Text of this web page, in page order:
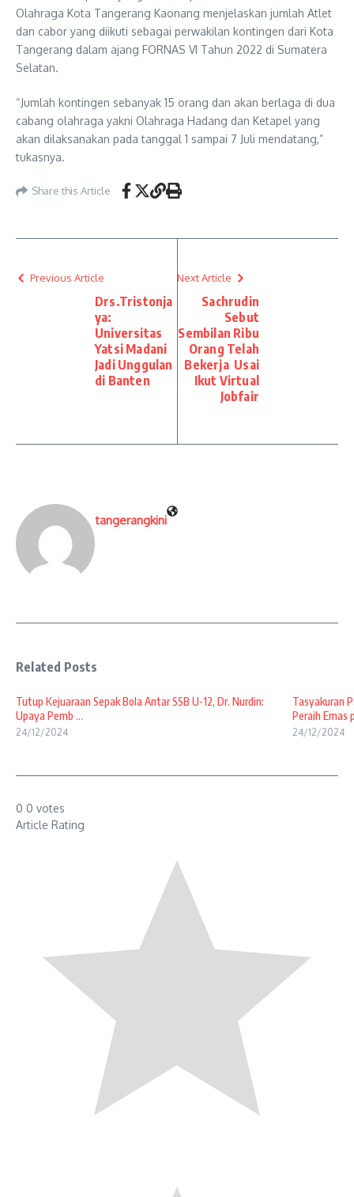
Olahraga Kota Tangerang Kaonang menjelaskan jumlah Atlet
dan cabor yang diikuti sebagai perwakilan kontingen dari Kota
Tangerang dalam ajang FORNAS VI Tahun 2022 di Sumatera
Selatan.
“Jumlah kontingen sebanyak 15 orang dan akan berlaga di dua
cabang olahraga yakni Olahraga Hadang dan Ketapel yang
akan dilaksanakan pada tanggal 1 sampai 7 Juli mendatang,”
tukasnya.
Share this Article
Previous Article
Drs.Tristonja
ya:
Universitas
Yatsi Madani
Jadi Unggulan
di Banten
Next Article
Sachrudin
Sebut
Sembilan Ribu
Orang Telah
Bekerja Usai
Ikut Virtual
Jobfair
tangerangkini
Related Posts
Tutup Kejuaraan Sepak Bola Antar SSB U-12, Dr. Nurdin:
Upaya Pemb ...
24/12/2024
Tasyakuran
Peraih Emas
24/12/2024
0 0 votes
Article Rating